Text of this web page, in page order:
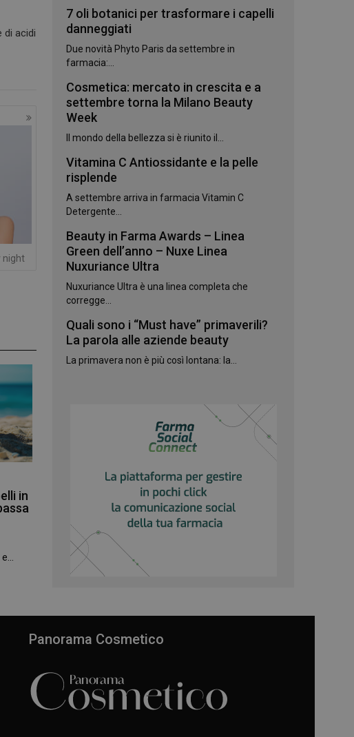
di acidi
night
in
7 oli botanici per trasformare i capelli
danneggiati
Due novità Phyto Paris da settembre in
farmacia:...
Cosmetica: mercato in crescita e a
settembre torna la Milano Beauty
Week
Il mondo della bellezza si è riunito il...
Vitamina C Antiossidante e la pelle
risplende
A settembre arriva in farmacia Vitamin C
Detergente...
Beauty in Farma Awards – Linea
Green dell’anno – Nuxe Linea
Nuxuriance Ultra
Nuxuriance Ultra è una linea completa che
corregge...
Quali sono i “Must have” primaverili?
La parola alle aziende beauty
La primavera non è più così lontana: la...
Panorama Cosmetico
la navigazione sulle pagine
questi cookie.
basate sul linguaggio
generico utilizzato per
sessione utente. Normalmente
modo casuale, il modo in cui
specifico per il sito, ma un
uno stato di accesso per un
associato a Google Universal
significativo del
utilizzato da
utilizzato per distinguere
un numero generato in modo
del cliente. È incluso in ogni
sito e utilizzato per calcolare i
da Google Analytics per
preferenze di consenso sui
che il banner dei